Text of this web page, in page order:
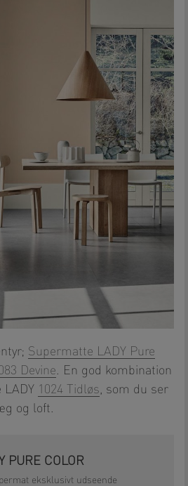
Supermatte LADY Pure
Devine. En god kombination
1024 Tidløs, som du ser
og loft.
PURE COLOR
eksklusivt udseende